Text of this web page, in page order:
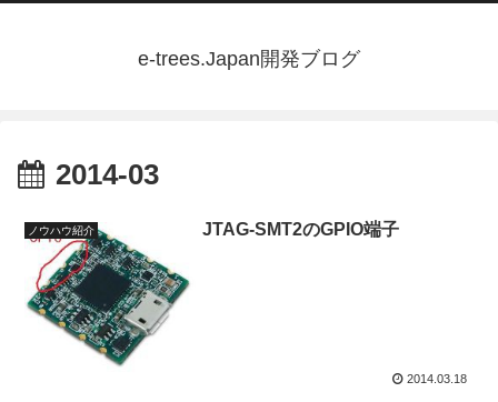
e-trees.Japan開発ブログ
2014-03
ノウハウ紹介 JTAG-SMT2のGPIO端子
2014.03.18